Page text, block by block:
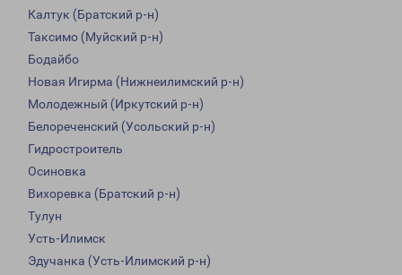
Калтук (Братский р-н)
Таксимо (Муйский р-н)
Бодайбо
Новая Игирма (Нижнеилимский р-н)
Молодежный (Иркутский р-н)
Белореченский (Усольский р-н)
Гидростроитель
Осиновка
Вихоревка (Братский р-н)
Тулун
Усть-Илимск
Эдучанка (Усть-Илимский р-н)